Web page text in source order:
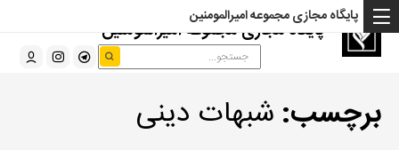
پایگاه مجازی مجموعه امیرالمومنین
پایگاه مجازی مجموعه امیرالمومنین
برچسب: شبهات دینی